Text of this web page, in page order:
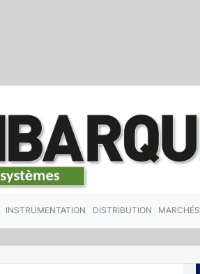
INSTRUMENTATION DISTRIBUTION MARCHÉS